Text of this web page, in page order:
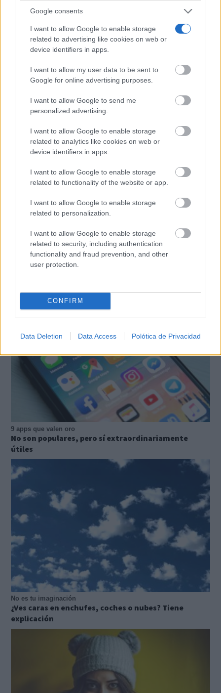
Google consents
I want to allow Google to enable storage
related to advertising like cookies on web or
device identifiers in apps.
I want to allow my user data to be sent to
Google for online advertising purposes.
I want to allow Google to send me
personalized advertising.
I want to allow Google to enable storage
related to analytics like cookies on web or
device identifiers in apps.
I want to allow Google to enable storage
related to functionality of the website or app.
I want to allow Google to enable storage
related to personalization.
I want to allow Google to enable storage
related to security, including authentication
functionality and fraud prevention, and other
user protection.
CONFIRM
Data Deletion Data Access Polótica de Privacidad
las vías de acceso anteriormente mencionadas, la
Junta de Comunidades de Castilla-La Mancha creará
un Comisión de Valoración mixta con la UCLM, de
carácter colegiado, que determinará si el alumno
podrá entrar o no en la ayuda.
TE RECOMENDAMOS
Corepunk MMORPG
Un verdadero MMORPG de la vieja escuela ¡Cómo los
9 apps que valen oro
No son populares, pero sí extraordinariamente
útiles
No es tu imaginación
¿Ves caras en enchufes, coches o nubes? Tiene
explicación